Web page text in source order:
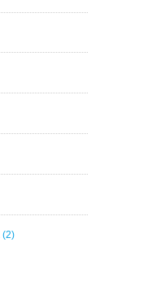
(2)